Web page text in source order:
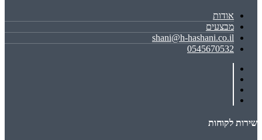
אודות
מבצעים
shani@h-hashani.co.il
0545670532
שירות לקוחות